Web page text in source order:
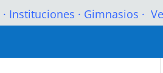
· Instituciones · Gimnasios ·